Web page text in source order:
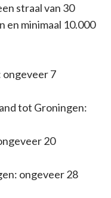
straal van 30
en minimaal 10.000
7
tot Groningen:
20
ongeveer 28